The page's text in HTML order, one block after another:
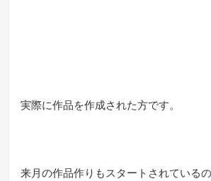
実際に作品を作成された方です。
来月の作品作りもスタートされている